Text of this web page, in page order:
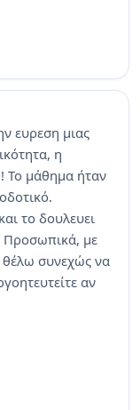
ευρεση μιας
η
Το μάθημα ήταν
το δουλευει
Προσωπικά, με
συνεχώς να
αν